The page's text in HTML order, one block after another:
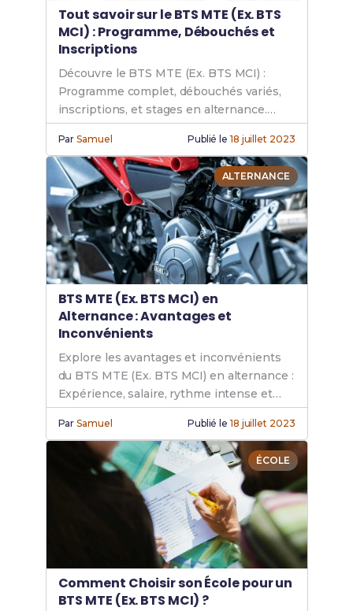
Tout savoir sur le BTS MTE (Ex. BTS
MCI) : Programme, Débouchés et
Inscriptions
Découvre le BTS MTE (Ex. BTS MCI) :
Programme complet, débouchés variés,
inscriptions, et stages en alternance.
Prépare ton avenir avec cette formation
technique reconnue.
ParSamuel Publié le 18 juillet 2023
ALTERNANCE
BTS MTE (Ex. BTS MCI) en
Alternance : Avantages et
Inconvénients
Explore les avantages et inconvénients
du BTS MTE (Ex. BTS MCI) en alternance :
Expérience, salaire, rythme intense et
conseils pour réussir ton parcours en
entreprise.
ParSamuel Publié le 18 juillet 2023
ÉCOLE
Comment Choisir son École pour un
BTS MTE (Ex. BTS MCI) ?